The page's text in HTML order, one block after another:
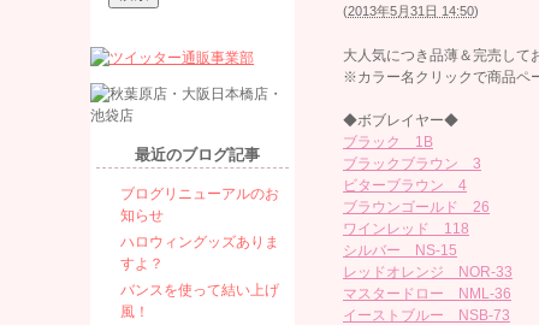
(2013年5月31日 14:50)
大人気につき品薄＆完売して
※カラー名クリックで商品ペ
◆ボブレイヤー◆
ブラック 1B
ブラックブラウン 3
ビターブラウン 4
ブラウンゴールド 26
ワインレッド 118
シルバー NS-15
レッドオレンジ NOR-33
マスタードロー NML-36
イーストブルー NSB-73
最近のブログ記事
ブログリニューアルのお
知らせ
ハロウィングッズありま
すよ？
バンスを使って結い上げ
風！